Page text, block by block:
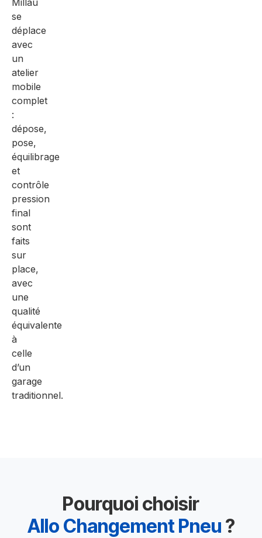
Millau
se
déplace
avec
un
atelier
mobile
complet
:
dépose,
pose,
équilibrage
et
contrôle
pression
final
sont
faits
sur
place,
avec
une
qualité
équivalente
à
celle
d’un
garage
traditionnel.
Pourquoi choisir
Allo Changement Pneu ?